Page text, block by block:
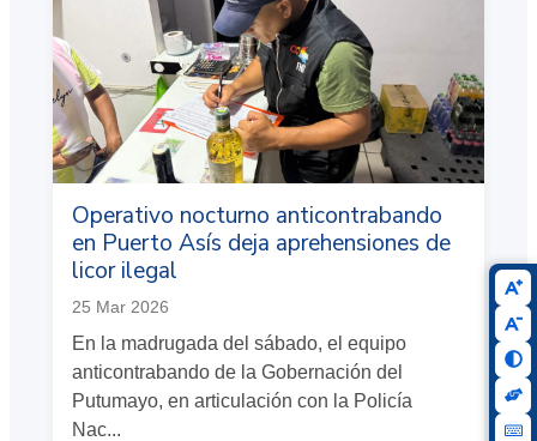
Operativo nocturno anticontrabando
en Puerto Asís deja aprehensiones de
licor ilegal
25 Mar 2026
En la madrugada del sábado, el equipo
anticontrabando de la Gobernación del
Putumayo, en articulación con la Policía
Nac...